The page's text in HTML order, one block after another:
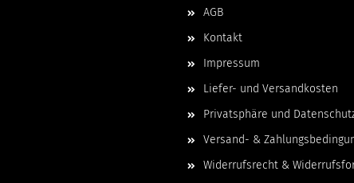
AGB
Kontakt
Impressum
Liefer- und Versandkosten
Privatsphäre und
Versand- &
Widerrufsrecht &